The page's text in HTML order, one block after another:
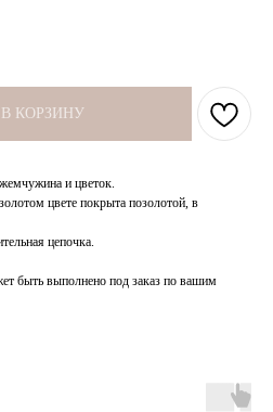
КОРЗИНУ
и цветок.
цвете покрыта позолотой, в
цепочка.
быть выполнено под заказ по вашим